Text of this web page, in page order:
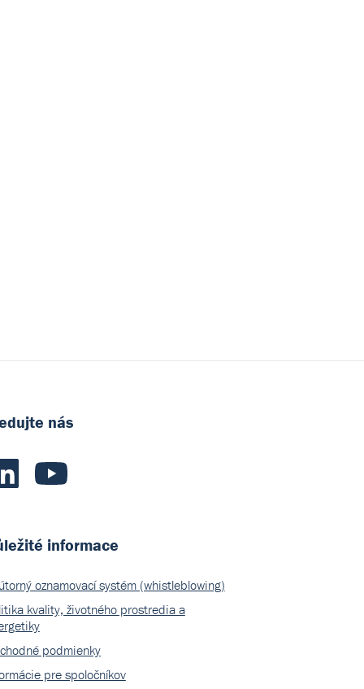
nás
informace
oznamovací systém (whistleblowing)
kvality, životného prostredia a
podmienky
pre spoločníkov